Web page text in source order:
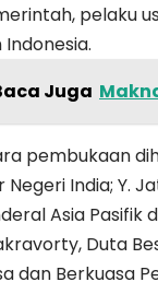
pelaku
Indonesia.
Juga
pembukaan
Negeri India; Y.
Asia Pasifik
Duta
dan Berkuasa